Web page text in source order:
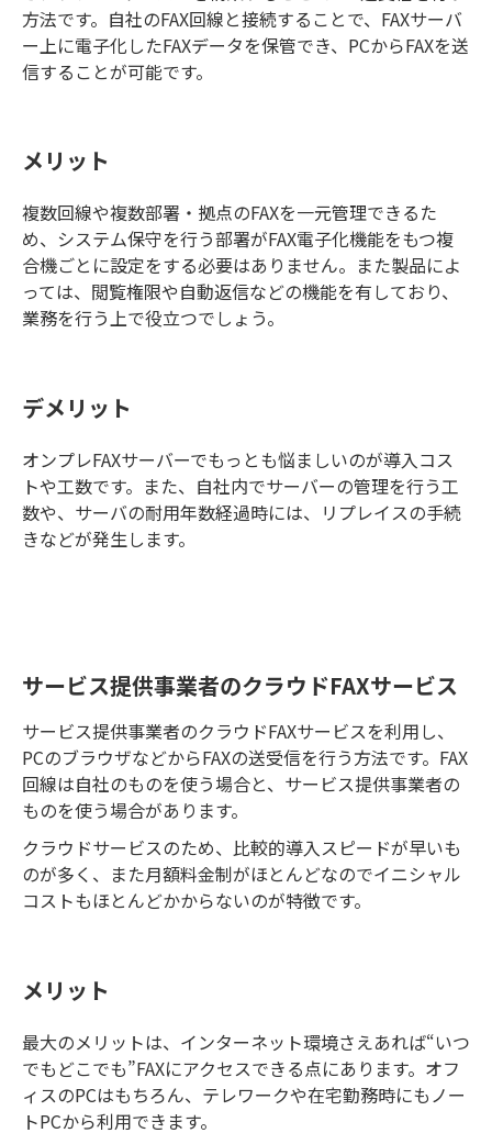
方法です。自社のFAX回線と接続することで、FAXサーバ
ー上に電子化したFAXデータを保管でき、PCからFAXを送
信することが可能です。
メリット
複数回線や複数部署・拠点のFAXを一元管理できるた
め、システム保守を行う部署がFAX電子化機能をもつ複
合機ごとに設定をする必要はありません。また製品によ
っては、閲覧権限や自動返信などの機能を有しており、
業務を行う上で役立つでしょう。
デメリット
オンプレFAXサーバーでもっとも悩ましいのが導入コス
トや工数です。また、自社内でサーバーの管理を行う工
数や、サーバの耐用年数経過時には、リプレイスの手続
きなどが発生します。
サービス提供事業者のクラウドFAXサービス
サービス提供事業者のクラウドFAXサービスを利用し、
PCのブラウザなどからFAXの送受信を行う方法です。FAX
回線は自社のものを使う場合と、サービス提供事業者の
ものを使う場合があります。
クラウドサービスのため、比較的導入スピードが早いも
のが多く、また月額料金制がほとんどなのでイニシャル
コストもほとんどかからないのが特徴です。
メリット
最大のメリットは、インターネット環境さえあれば“いつ
でもどこでも”FAXにアクセスできる点にあります。オフ
ィスのPCはもちろん、テレワークや在宅勤務時にもノー
トPCから利用できます。